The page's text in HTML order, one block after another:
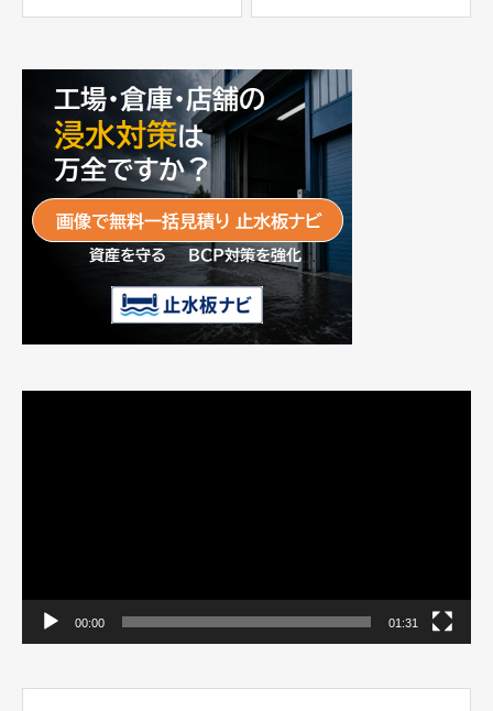
富士工業株式会社
00:00 01:31